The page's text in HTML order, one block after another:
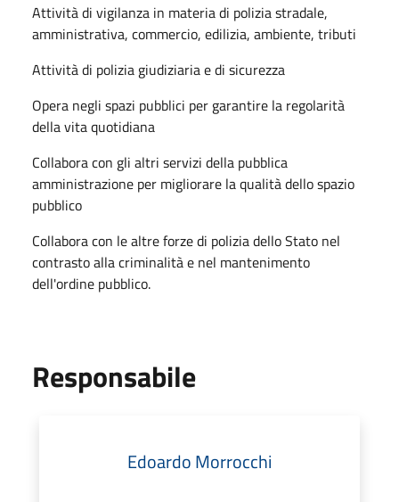
Attività di vigilanza in materia di polizia stradale,
amministrativa, commercio, edilizia, ambiente, tributi
Attività di polizia giudiziaria e di sicurezza
Opera negli spazi pubblici per garantire la regolarità
della vita quotidiana
Collabora con gli altri servizi della pubblica
amministrazione per migliorare la qualità dello spazio
pubblico
Collabora con le altre forze di polizia dello Stato nel
contrasto alla criminalità e nel mantenimento
dell'ordine pubblico.
Responsabile
Edoardo Morrocchi